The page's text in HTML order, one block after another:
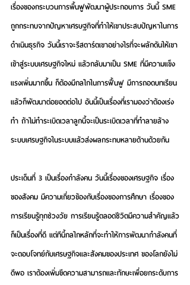
เรื่องของกระบวนการพื้นฟูพัฒนาผู้ประกอบการ วันนี้ SME
ถูกกระทบจากปัญหาเศรษฐกิจที่ทำให้เขาประสบปัญหาในการ
ดำเนินธุรกิจ วันนี้เราจะรีสตาร์ตเขาอย่างไรที่จะผลักดันให้เขา
เข้าสู่ระบบเศรษฐกิจใหม่ แล้วกลับมาเป็น SME ที่มีความแข็ง
แรงเพิ่มมากขึ้น ก็ต้องมีกลไกในการฟื้นฟู มีการถอดบทเรียน
แล้วก็พัฒนาต่อยอดต่อไป อันนี้เป็นเรื่องที่เรามองว่าต้องเร่ง
ทำ ถ้าไม่ทำระเบิดเวลาลูกนี้จะเป็นระเบิดเวลาที่ทำลายล้าง
ระบบเศรษฐกิจในระบบแล้วส่งผลกระทบหลายด้านด้วยกัน
ประเด็นที่ 3 เป็นเรื่องกำลังคน วันนี้เรื่องของเศรษฐกิจ เรื่อง
ของสังคม มีความเกี่ยวข้องกับเรื่องของการศึกษา เรื่องของ
การเรียนรู้ทุกช่วงวัย การเรียนรู้ตลอดชีวิตมีความสำคัญแล้ว
ก็เป็นเรื่องที่ดี แต่ทีนี้กลไกหลักที่จะทำให้การพัฒนากำลังคนที่
จะตอบโจทย์กับเศรษฐกิจและสังคมของประเทศ ของโลกยังไม่
ดีพอ เราต้องเพิ่มขีดความสามารถและทักษะเพื่อยกระดับการ